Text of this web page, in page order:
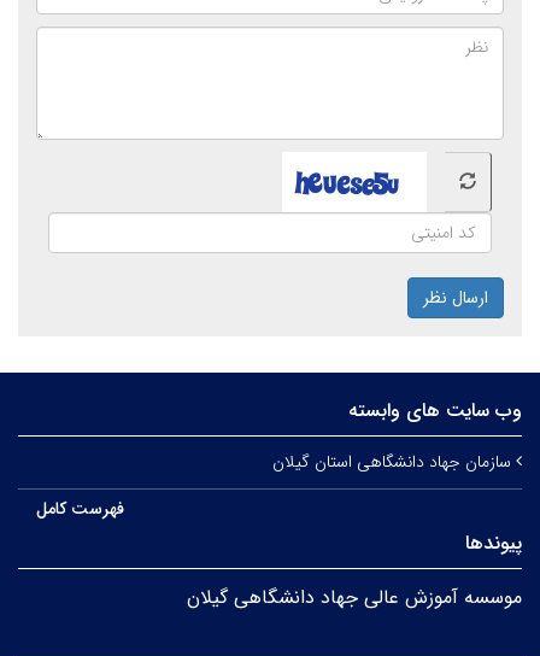
ارسال نظر
وب سایت های وابسته
سازمان جهاد دانشگاهی استان گیلان
فهرست کامل
پیوندها
موسسه آموزش عالی جهاد دانشگاهی گیلان